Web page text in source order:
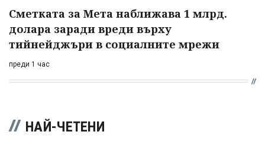
Сметката за Мета наближава 1 млрд.
долара заради вреди върху
тийнейджъри в социалните мрежи
преди 1 час
НАЙ-ЧЕТЕНИ